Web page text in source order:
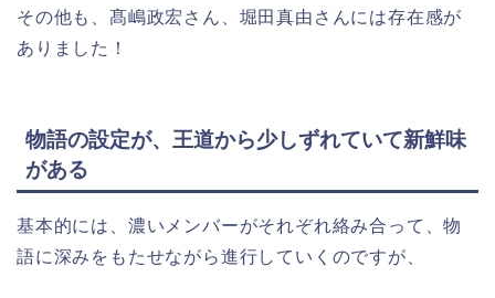
その他も、髙嶋政宏さん、堀田真由さんには存在感が
ありました！
物語の設定が、王道から少しずれていて新鮮味
がある
基本的には、濃いメンバーがそれぞれ絡み合って、物
語に深みをもたせながら進行していくのですが、